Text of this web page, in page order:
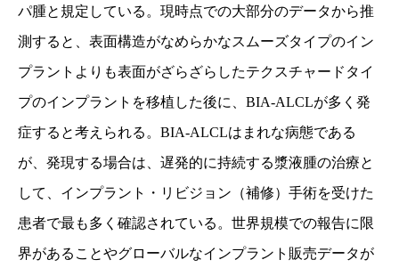
パ腫と規定している。現時点での大部分のデータから推
測すると、表面構造がなめらかなスムーズタイプのイン
プラントよりも表面がざらざらしたテクスチャードタイ
プのインプラントを移植した後に、 BIA-ALCLが多く発
症すると考えられる。 BIA-ALCLはまれな病態である
が、発現する場合は、遅発的に持続する漿液腫の治療と
して、インプラント・リビジョン（補修）手術を受けた
患者で最も多く確認されている。世界規模での報告に限
界があることやグローバルなインプラント販売データが